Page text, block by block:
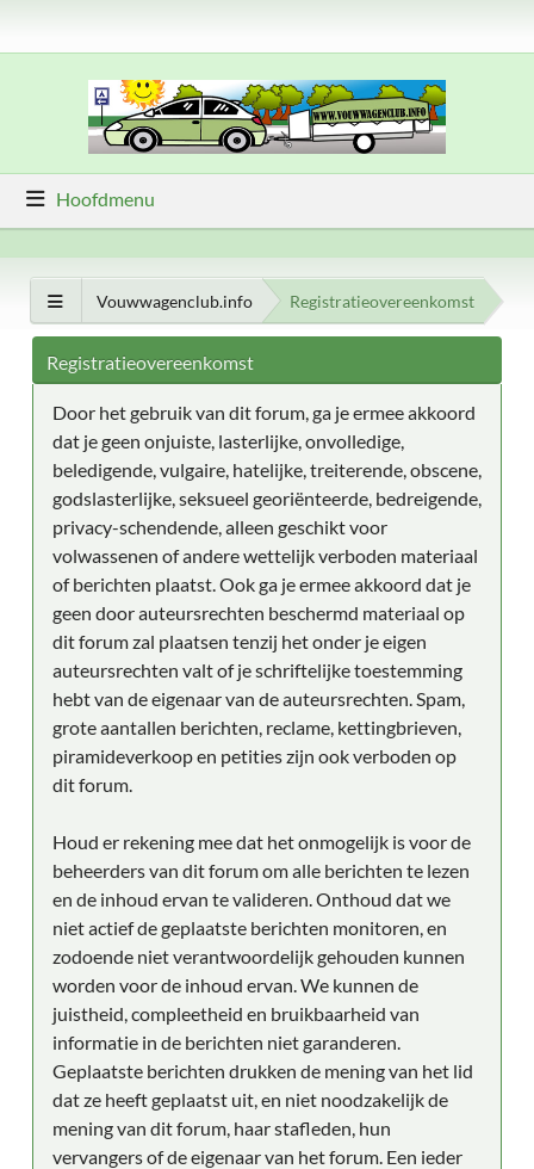
Hoofdmenu
Vouwwagenclub.info Registratieovereenkomst
Registratieovereenkomst
Door het gebruik van dit forum, ga je ermee akkoord
dat je geen onjuiste, lasterlijke, onvolledige,
beledigende, vulgaire, hatelijke, treiterende, obscene,
godslasterlijke, seksueel georiënteerde, bedreigende,
privacy-schendende, alleen geschikt voor
volwassenen of andere wettelijk verboden materiaal
of berichten plaatst. Ook ga je ermee akkoord dat je
geen door auteursrechten beschermd materiaal op
dit forum zal plaatsen tenzij het onder je eigen
auteursrechten valt of je schriftelijke toestemming
hebt van de eigenaar van de auteursrechten. Spam,
grote aantallen berichten, reclame, kettingbrieven,
piramideverkoop en petities zijn ook verboden op
dit forum.
Houd er rekening mee dat het onmogelijk is voor de
beheerders van dit forum om alle berichten te lezen
en de inhoud ervan te valideren. Onthoud dat we
niet actief de geplaatste berichten monitoren, en
zodoende niet verantwoordelijk gehouden kunnen
worden voor de inhoud ervan. We kunnen de
juistheid, compleetheid en bruikbaarheid van
informatie in de berichten niet garanderen.
Geplaatste berichten drukken de mening van het lid
dat ze heeft geplaatst uit, en niet noodzakelijk de
mening van dit forum, haar stafleden, hun
vervangers of de eigenaar van het forum. Een ieder